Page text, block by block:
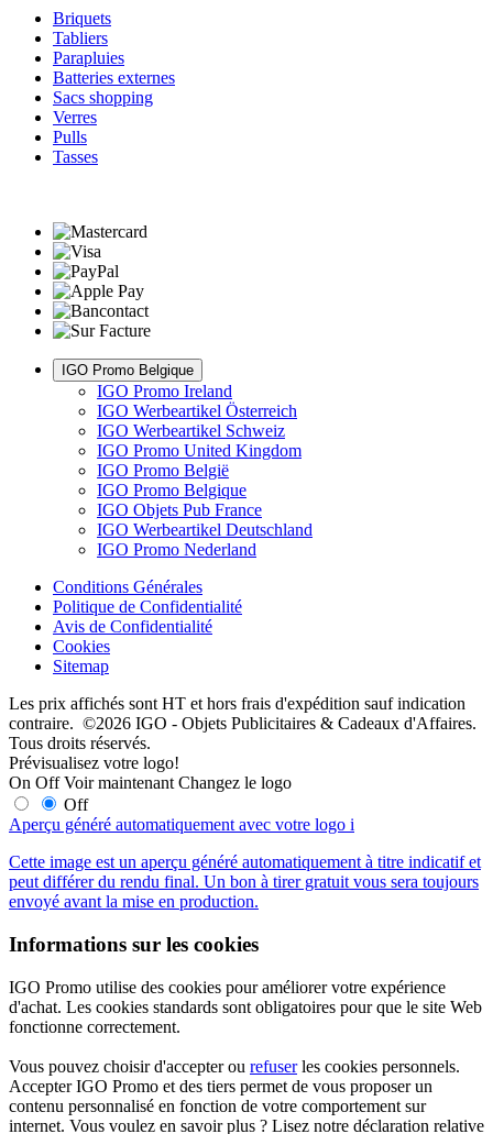
Briquets
Tabliers
Parapluies
Batteries externes
Sacs shopping
Verres
Pulls
Tasses
IGO Promo Belgique
IGO Promo Ireland
IGO Werbeartikel Österreich
IGO Werbeartikel Schweiz
IGO Promo United Kingdom
IGO Promo België
IGO Promo Belgique
IGO Objets Pub France
IGO Werbeartikel Deutschland
IGO Promo Nederland
Conditions Générales
Politique de Confidentialité
Avis de Confidentialité
Cookies
Sitemap
Les prix affichés sont HT et hors frais d'expédition sauf indication
contraire. ©2026 IGO - Objets Publicitaires & Cadeaux d'Affaires.
Tous droits réservés.
Prévisualisez votre logo!
On Off Voir maintenant Changez le logo
Off
Aperçu généré automatiquement avec votre logo i
Cette image est un aperçu généré automatiquement à titre indicatif et
peut différer du rendu final. Un bon à tirer gratuit vous sera toujours
envoyé avant la mise en production.
Informations sur les cookies
IGO Promo utilise des cookies pour améliorer votre expérience
d'achat. Les cookies standards sont obligatoires pour que le site Web
fonctionne correctement.
Vous pouvez choisir d'accepter ou refuserles cookies personnels.
Accepter IGO Promo et des tiers permet de vous proposer un
contenu personnalisé en fonction de votre comportement sur
internet. Vous voulez en savoir plus ? Lisez notre déclaration relative